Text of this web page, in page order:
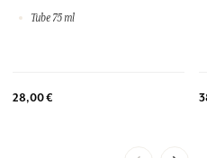
Tube 75 ml
28,00 €